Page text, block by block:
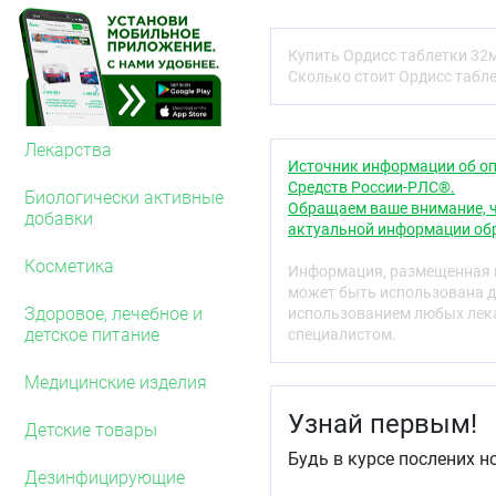
Лекарства
Биологически активные
добавки
Косметика
Здоровое, лечебное и
детское питание
Медицинские изделия
Детские товары
Дезинфицирующие
Код АТХ
C09CA06
Фармакодинамика
Ангиотензин II —
(РААС), который играет
сердечной
вазоконстрикция,
электролитного
опосредованы
рецепторами типа 1
Кандесартан —
превращение
приводит к накоплению
блокирования AT1-
Купить Ордисс таблетки
Сколько стоит Ордисс
Источник информации об
Средств России-РЛС®.
Обращаем ваше внимание,
актуальной информации
Информация, размещенная
может быть использована
использованием любых
специалистом.
Узнай первым!
Будь в курсе послених